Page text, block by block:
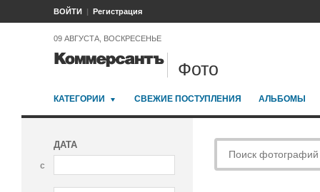
ВОЙТИ Регистрация
09 АВГУСТА, ВОСКРЕСЕНЬЕ
Фото
КАТЕГОРИИ СВЕЖИЕ ПОСТУПЛЕНИЯ АЛЬБОМЫ
ДАТА
с